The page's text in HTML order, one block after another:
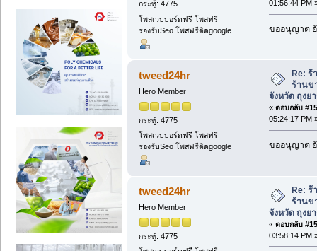
กระทู้: 4775
โพสเวบบอร์ดฟรี โพสฟรี
รองรับSeo โพสฟรีติดgoogle
01:56:44 PM
ขออนุญาต
tweed24hr
Hero Member
กระทู้: 4775
โพสเวบบอร์ดฟรี โพสฟรี
รองรับSeo โพสฟรีติดgoogle
Re: ร้
ร้านข
จังหวัด ถุงย
« ตอบกลับ
05:24:17 PM
ขออนุญาต
tweed24hr
Hero Member
กระทู้: 4775
Re: ร้
ร้านข
จังหวัด ถุงย
« ตอบกลับ
03:58:14 PM